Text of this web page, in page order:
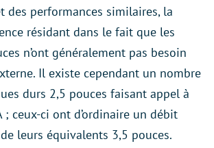
des performances similaires, la
résidant dans le fait que les
n’ont généralement pas besoin
Il existe cependant un nombre
durs 2,5 pouces faisant appel à
; ceux-ci ont d’ordinaire un débit
leurs équivalents 3,5 pouces.